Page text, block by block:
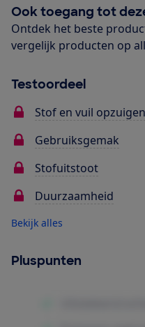
Ook toegang tot
Ontdek het beste
vergelijk producten op
Testoordeel
Stof en vuil opzuigen
Gebruiksgemak
Stofuitstoot
Duurzaamheid
Bekijk alles
Pluspunten